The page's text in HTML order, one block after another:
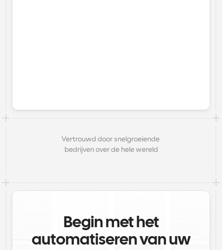
Vertrouwd door snelgroeiende
bedrijven over de hele wereld
Begin met het
automatiseren van uw